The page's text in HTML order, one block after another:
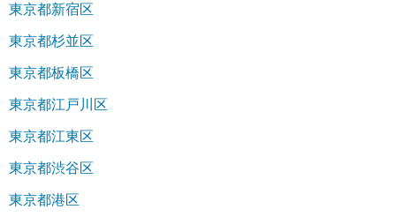
東京都新宿区
東京都杉並区
東京都板橋区
東京都江戸川区
東京都江東区
東京都渋谷区
東京都港区